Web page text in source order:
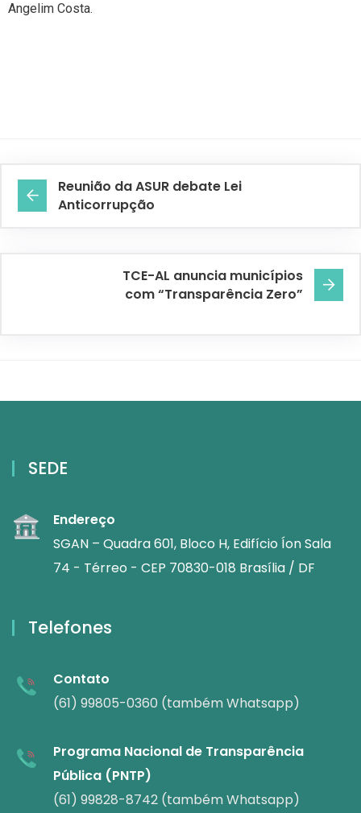
Angelim Costa.
Reunião da ASUR debate Lei
Anticorrupção
TCE-AL anuncia municípios
com “Transparência Zero”
SEDE
Endereço
SGAN – Quadra 601, Bloco H, Edifício Íon Sala
74 - Térreo - CEP 70830-018 Brasília / DF
Telefones
Contato
(61) 99805-0360 (também Whatsapp)
Programa Nacional de Transparência
Pública (PNTP)
(61) 99828-8742 (também Whatsapp)